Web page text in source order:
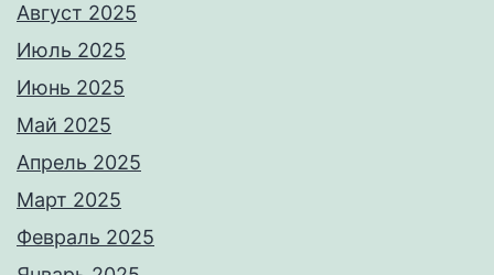
Август 2025
Июль 2025
Июнь 2025
Май 2025
Апрель 2025
Март 2025
Февраль 2025